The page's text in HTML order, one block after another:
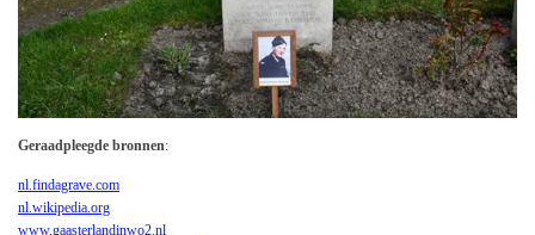
Geraadpleegde bronnen:
nl.findagrave.com
nl.wikipedia.org
www.gaasterlandinwo2.nl